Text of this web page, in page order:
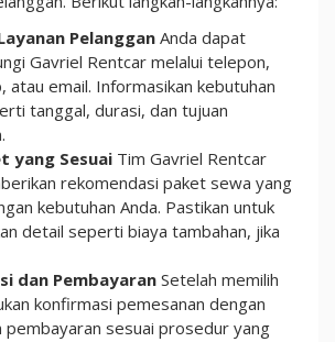
Pelanggan Anda dapat
Gavriel Rentcar melalui telepon,
atau email. Informasikan kebutuhan
tanggal, durasi, dan tujuan
yang Sesuai Tim Gavriel Rentcar
rekomendasi paket sewa yang
kebutuhan Anda. Pastikan untuk
detail seperti biaya tambahan, jika
dan Pembayaran Setelah memilih
konfirmasi pemesanan dengan
pembayaran sesuai prosedur yang